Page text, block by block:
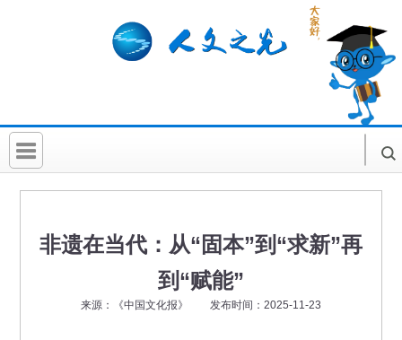
首 页
非遗在当代：从“固本”到“求新”再
到“赋能”
来源：《中国文化报》 发布时间：2025-11-23